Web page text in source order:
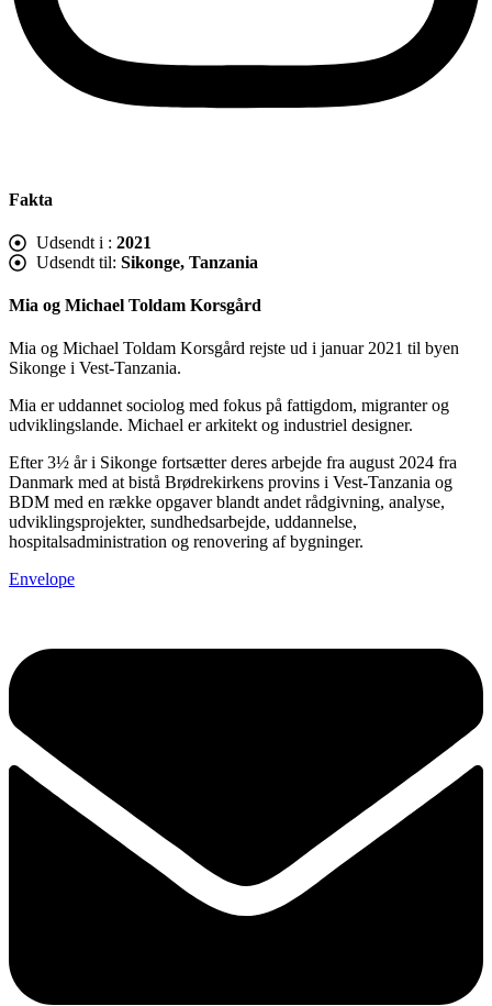
Fakta
Udsendt i : 2021
Udsendt til: Sikonge, Tanzania
Mia og Michael Toldam Korsgård
Mia og Michael Toldam Korsgård rejste ud i januar 2021 til byen
Sikonge i Vest-Tanzania.
Mia er uddannet sociolog med fokus på fattigdom, migranter og
udviklingslande. Michael er arkitekt og industriel designer.
Efter 3½ år i Sikonge fortsætter deres arbejde fra august 2024 fra
Danmark med at bistå Brødrekirkens provins i Vest-Tanzania og
BDM med en række opgaver blandt andet rådgivning, analyse,
udviklingsprojekter, sundhedsarbejde, uddannelse,
hospitalsadministration og renovering af bygninger.
Envelope